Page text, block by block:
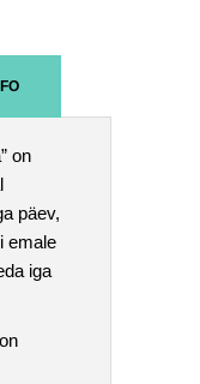
on
päev,
emale
iga